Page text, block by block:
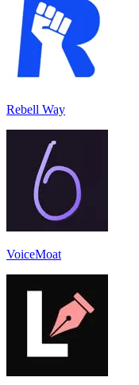
Rebell Way
VoiceMoat